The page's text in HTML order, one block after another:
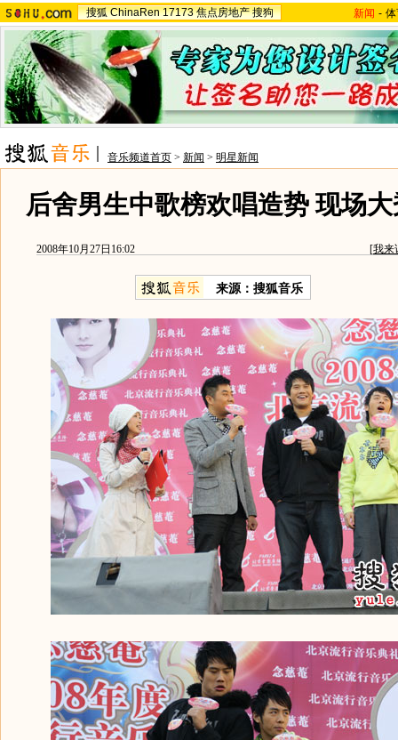
搜狐 ChinaRen 17173 焦点房地产 搜狗 新闻 -
音乐频道首页 > 新闻 > 明星新闻
后舍男生中歌榜欢唱造势 现场
2008年10月27日16:02 [我来
来源：搜狐音乐